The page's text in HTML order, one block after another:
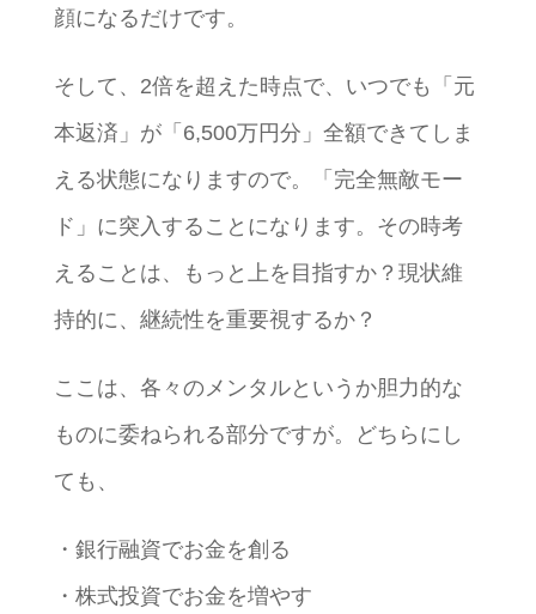
顔になるだけです。
そして、2倍を超えた時点で、いつでも「元
本返済」が「6,500万円分」全額できてしま
える状態になりますので。「完全無敵モー
ド」に突入することになります。その時考
えることは、もっと上を目指すか？現状維
持的に、継続性を重要視するか？
ここは、各々のメンタルというか胆力的な
ものに委ねられる部分ですが。どちらにし
ても、
・銀行融資でお金を創る
・株式投資でお金を増やす